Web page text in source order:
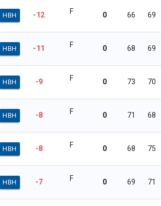
HBH -12 F 0 66 69
HBH -11 F 0 68 69
HBH -9 F 0 73 70
HBH -8 F 0 71 68
HBH -8 F 0 68 75
HBH -7 F 0 69 71